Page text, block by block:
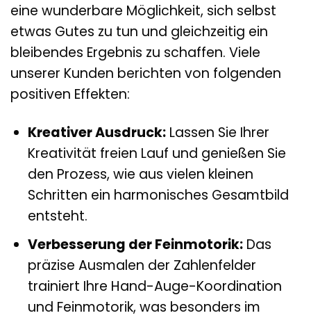
eine wunderbare Möglichkeit, sich selbst
etwas Gutes zu tun und gleichzeitig ein
bleibendes Ergebnis zu schaffen. Viele
unserer Kunden berichten von folgenden
positiven Effekten:
Kreativer Ausdruck:Lassen Sie Ihrer
Kreativität freien Lauf und genießen Sie
den Prozess, wie aus vielen kleinen
Schritten ein harmonisches Gesamtbild
entsteht.
Verbesserung der Feinmotorik:Das
präzise Ausmalen der Zahlenfelder
trainiert Ihre Hand-Auge-Koordination
und Feinmotorik, was besonders im